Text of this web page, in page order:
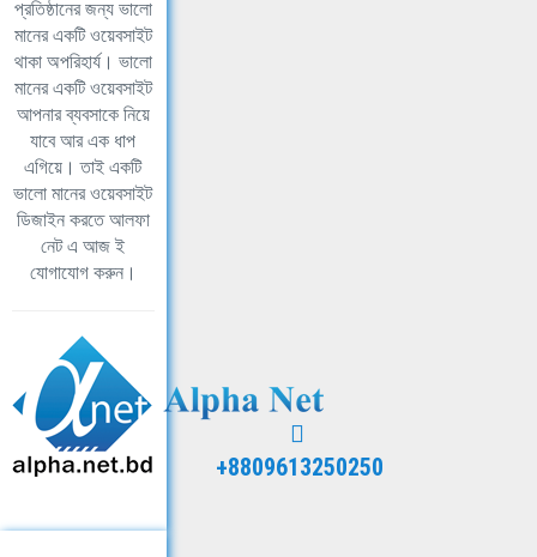
প্রতিষ্ঠানের জন্য ভালো
মানের একটি ওয়েবসাইট
থাকা অপরিহার্য। ভালো
মানের একটি ওয়েবসাইট
আপনার ব্যবসাকে নিয়ে
যাবে আর এক ধাপ
এগিয়ে। তাই একটি
ভালো মানের ওয়েবসাইট
ডিজাইন করতে আলফা
নেট এ আজ ই
যোগাযোগ করুন।
+8809613250250